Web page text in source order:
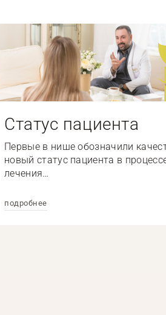
Статус пациента
Первые в нише обозначили
новый статус пациента в
лечения…
подробнее